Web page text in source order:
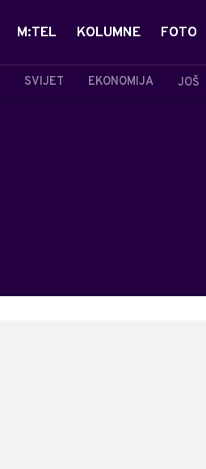
SVIJET EKONOMIJA JOŠ
M:TEL KOLUMNE FOTO